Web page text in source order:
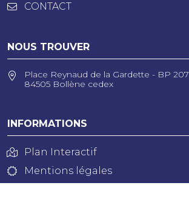
CONTACT
NOUS TROUVER
Place Reynaud de la Gardette - BP 207
84505 Bollène cedex
INFORMATIONS
Plan Interactif
Mentions légales